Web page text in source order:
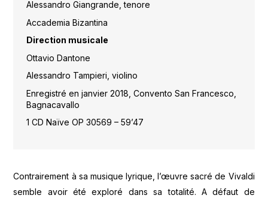
Alessandro Giangrande, tenore
Accademia Bizantina
Direction musicale
Ottavio Dantone
Alessandro Tampieri, violino
Enregistré en janvier 2018, Convento San Francesco,
Bagnacavallo
1 CD Naïve OP 30569 – 59’47
Contrairement à sa musique lyrique, l’œuvre sacré de Vivaldi
semble avoir été exploré dans sa totalité. A défaut de